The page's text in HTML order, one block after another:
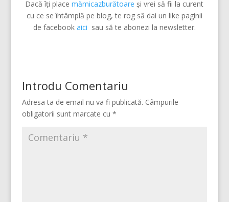
Dacă îți placemămicazburătoare și vrei să fii la curent
cu ce se întâmplă pe blog, te rog să dai un like paginii
de facebook aici sau să te abonezi la newsletter.
Introdu Comentariu
Adresa ta de email nu va fi publicată. Câmpurile
obligatorii sunt marcate cu *